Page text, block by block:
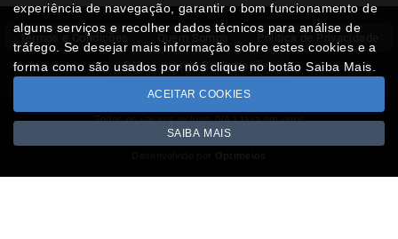
Termos e Condições Politica de Privacidade
RAL Livro Reclamações
Todos os valores incluem IVA à taxa em vigor
Copyright © NUMISMATICAJA.com 2026
experiência de navegação, garantir o bom funcionamento de
alguns serviços e recolher dados técnicos para análise de
tráfego. Se desejar mais informação sobre estes cookies e a
forma como são usados por nós clique no botão Saiba Mais.
ACEITAR COOKIES
SAIBA MAIS